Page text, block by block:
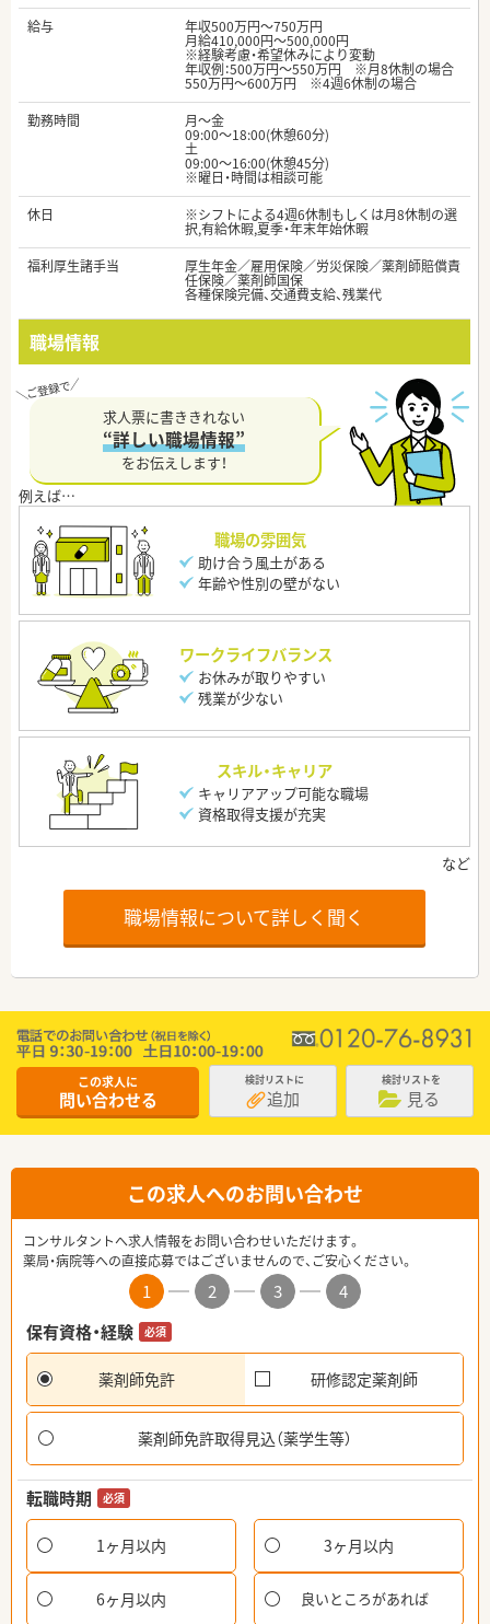
給与 年収500万円～750万円
月給410,000円～500,000円
※経験考慮・希望休みにより変動
年収例：500万円～550万円 ※月8休制の場合
550万円～600万円 ※4週6休制の場合
勤務時間
月～金
09:00～18:00(休憩60分)
土
09:00～16:00(休憩45分)
※曜日・時間は相談可能
休日
※シフトによる4週6休制もしくは月8休制の選
択,有給休暇,夏季・年末年始休暇
福利厚生諸手当
厚生年金／雇用保険／労災保険／薬剤師賠償責
任保険／薬剤師国保
各種保険完備、交通費支給、残業代
職場情報
求人票に書ききれない
“詳しい職場情報”
をお伝えします！
職場の雰囲気
助け合う風土がある
年齢や性別の壁がない
ワークライフバランス
お休みが取りやすい
残業が少ない
スキル・キャリア
キャリアアップ可能な職場
資格取得支援が充実
職場情報について詳しく聞く
この求人に
問い合わせる
検討リストに
追加
検討リストを
見る
この求人へのお問い合わせ
コンサルタントへ求人情報をお問い合わせいただけます。
薬局・病院等への直接応募ではございませんので、ご安心ください。
1 2 3
4
保有資格・経験
必須
薬剤師免許 研修認定薬剤師
薬剤師免許取得見込（薬学生等）
転職時期 必須
1ヶ月以内 3ヶ月以内
6ヶ月以内 良いところがあれば